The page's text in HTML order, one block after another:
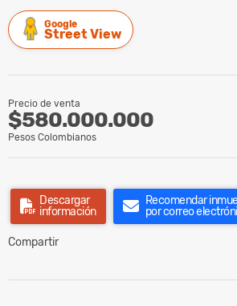
Google
Street View
Precio de venta
$580.000.000
Pesos Colombianos
Descargar
información
Recomendar
por correo
Compartir